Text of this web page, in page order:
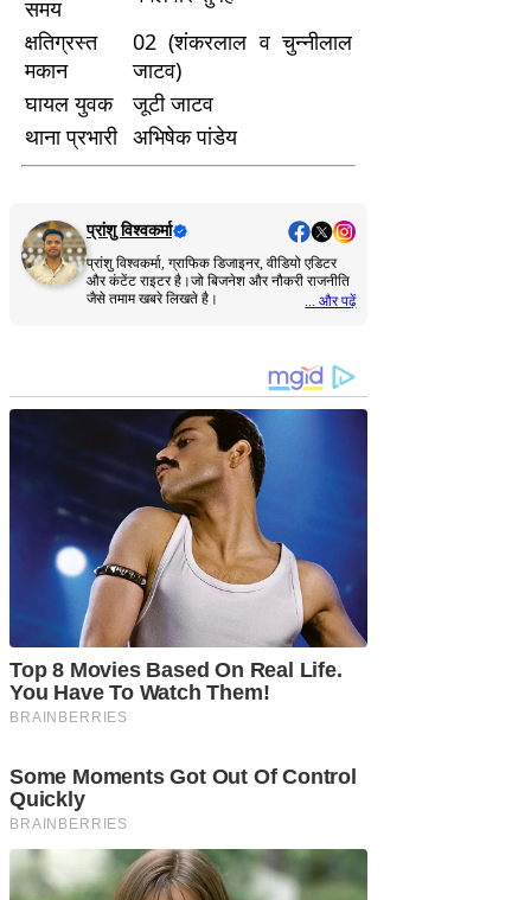
समय
क्षतिग्रस्त
मकान
02 (शंकरलाल व चुन्नीलाल
जाटव)
घायल युवक
जूटी जाटव
थाना प्रभारी अभिषेक पांडेय
प्रांशु विश्वकर्मा
प्रांशु विश्वकर्मा, ग्राफिक डिजाइनर, वीडियो एडिटर
और कंटेंट राइटर है।जो बिजनेश और नौकरी राजनीति
जैसे तमाम खबरे लिखते है।
... और पढ़ें